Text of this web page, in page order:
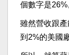
個數字是26%
雖然營收跟
到2%的美國